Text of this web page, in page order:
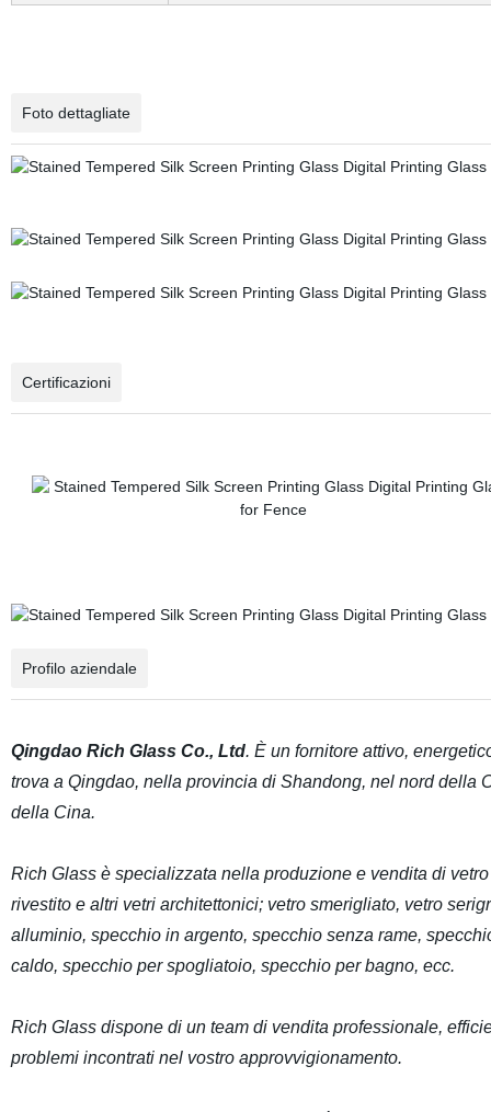
Foto dettagliate
Certificazioni
Profilo aziendale
Qingdao Rich Glass Co., Ltd. È un fornitore attivo,
trova a Qingdao, nella provincia di Shandong, nel nord della
della Cina.
Rich Glass è specializzata nella produzione e vendita di
rivestito e altri vetri architettonici; vetro smerigliato, vetro
alluminio, specchio in argento, specchio senza rame,
caldo, specchio per spogliatoio, specchio per bagno, ecc.
Rich Glass dispone di un team di vendita professionale,
problemi incontrati nel vostro approvvigionamento.